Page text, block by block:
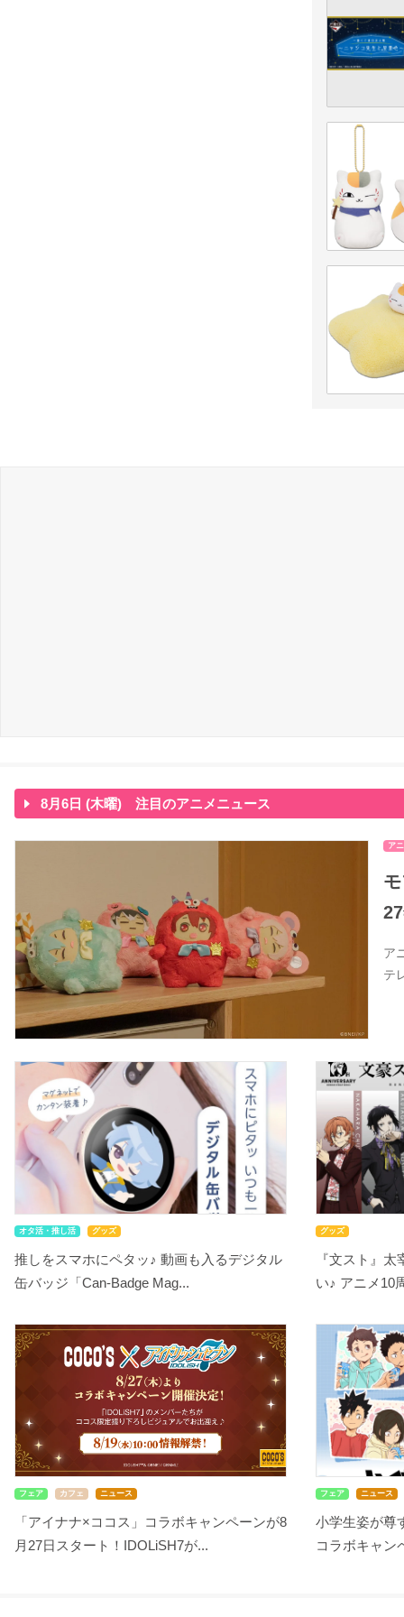
8月6日 (木曜) 注目のアニメニュース
ア
ア
テ
オタ活・推し活 グッズ
推しをスマホにペタッ♪ 動画も入るデジタル
缶バッジ「Can-Badge Mag...
グッズ
『文スト』
い♪ アニメ10
フェア カフェ ニュース
「アイナナ×ココス」コラボキャンペーンが8
月27日スタート！IDOLiSH7が...
フェア ニュース
小学生姿が尊
コラボキャン